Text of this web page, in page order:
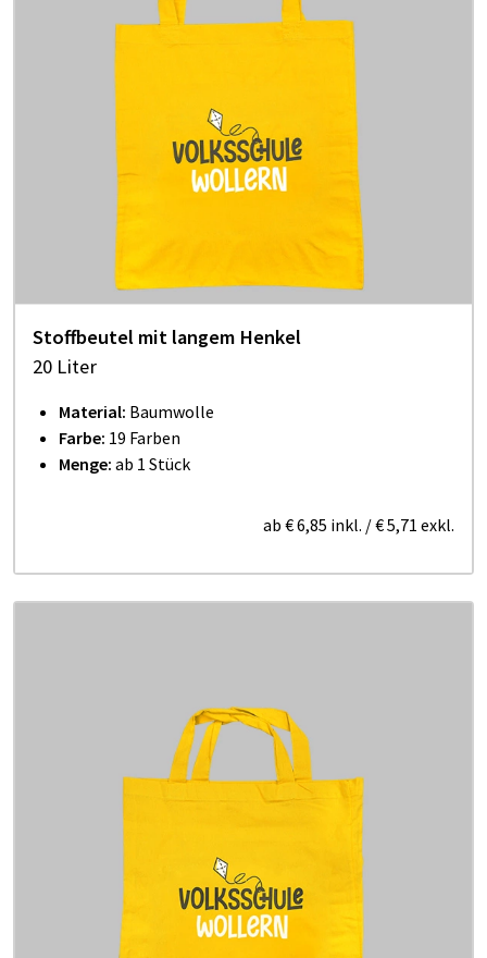
Stoffbeutel mit langem Henkel
20 Liter
Material: Baumwolle
Farbe: 19 Farben
Menge: ab 1 Stück
ab € 6,85 inkl. /€ 5,71 exkl.